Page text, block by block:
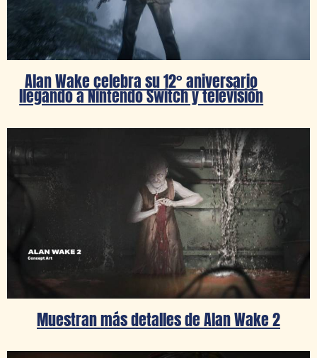
Alan Wake celebra su 12° aniversario
llegando a Nintendo Switch y televisión
Muestran más detalles de Alan Wake 2